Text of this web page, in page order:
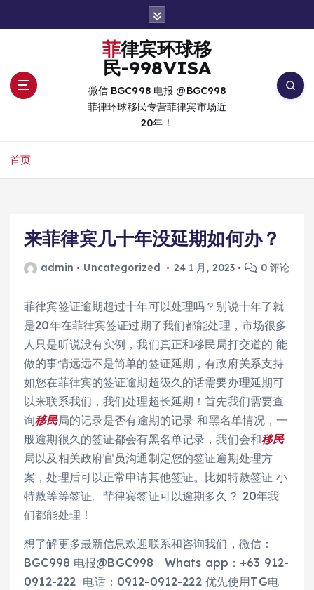
菲律宾环球移
民-998VISA
微信 BGC998 电报 @BGC998
菲律环球移民专营菲律宾市场近
20年！
首页
来菲律宾几十年没延期如何办？
admin Uncategorized 24 1 月, 2023 0 评论
菲律宾签证逾期超过十年可以处理吗？别说十年了就
是20年在菲律宾签证过期了我们都能处理，市场很多
人只是听说没有实例，我们真正和移民局打交道的 能
做的事情远远不是简单的签证延期，有政府关系支持
如您在菲律宾的签证逾期超级久的话需要办理延期可
以来联系我们，我们处理超长延期！首先我们需要查
询移民局的记录是否有逾期的记录 和黑名单情况，一
般逾期很久的签证都会有黑名单记录，我们会和移民
局以及相关政府官员沟通制定您的签证逾期处理方
案，处理后可以正常申请其他签证。比如特赦签证 小
特赦等等签证。菲律宾签证可以逾期多久？ 20年我
们都能处理！
想了解更多最新信息欢迎联系和咨询我们，微信：
BGC998 电报@BGC998 Whats app：+63 912-
0912-222 电话：0912-0912-222 优先使用TG电